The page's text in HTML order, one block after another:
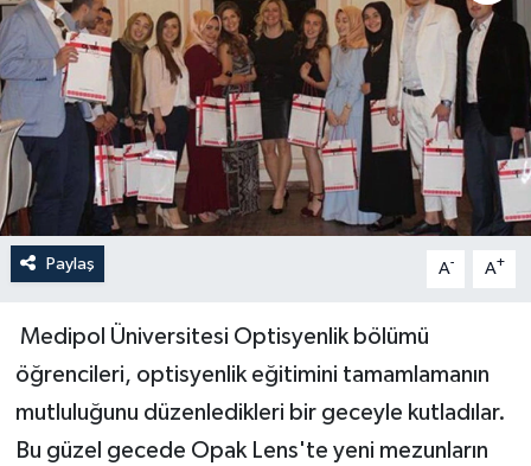
Paylaş A- A+
Medipol Üniversitesi Optisyenlik bölümü
öğrencileri, optisyenlik eğitimini tamamlamanın
mutluluğunu düzenledikleri bir geceyle kutladılar.
Bu güzel gecede Opak Lens'te yeni mezunların